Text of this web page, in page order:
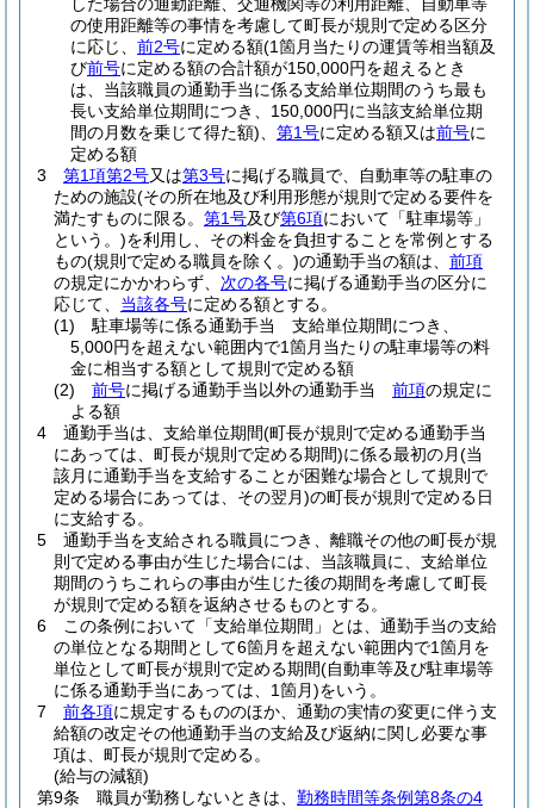
の使用距離等の事情を考慮して町長が規則で定める区分
に応じ、 前2号に定める額(1箇月当たりの運賃等相当額及
び前号に定める額の合計額が150,000円を超えるとき
は、当該職員の通勤手当に係る支給単位期間のうち最も
長い支給単位期間につき、150,000円に当該支給単位期
間の月数を乗じて得た額)
第1号に定める額又は前号に
定める額
3
第1項第2号又は第3号に掲げる職員で、自動車等の駐車の
ための施設(その所在地及び利用形態が規則で定める要件を
満たすものに限る。 第1号及び第6項において「駐車場等」
という。)を利用し、その料金を負担することを常例とする
もの(規則で定める職員を除く。)の通勤手当の額は、 前項
の規定にかかわらず、 次の各号に掲げる通勤手当の区分に
応じて、 当該各号に定める額とする。
(1)
駐車場等に係る通勤手当 支給単位期間につき、
5,000円を超えない範囲内で1箇月当たりの駐車場等の料
金に相当する額として規則で定める額
(2)
前号に掲げる通勤手当以外の通勤手当 前項の規定に
よる額
4
通勤手当は、支給単位期間(町長が規則で定める通勤手当
にあっては、町長が規則で定める期間)に係る最初の月(当
該月に通勤手当を支給することが困難な場合として規則で
定める場合にあっては、その翌月)の町長が規則で定める日
に支給する。
5
通勤手当を支給される職員につき、離職その他の町長が規
則で定める事由が生じた場合には、当該職員に、支給単位
期間のうちこれらの事由が生じた後の期間を考慮して町長
が規則で定める額を返納させるものとする。
6
この条例において「支給単位期間」とは、通勤手当の支給
の単位となる期間として6箇月を超えない範囲内で1箇月を
単位として町長が規則で定める期間(自動車等及び駐車場等
に係る通勤手当にあっては、1箇月)をいう。
7
前各項に規定するもののほか、通勤の実情の変更に伴う支
給額の改定その他通勤手当の支給及び返納に関し必要な事
項は、町長が規則で定める。
(給与の減額)
第9条
職員が勤務しないときは、 勤務時間等条例第8条の4